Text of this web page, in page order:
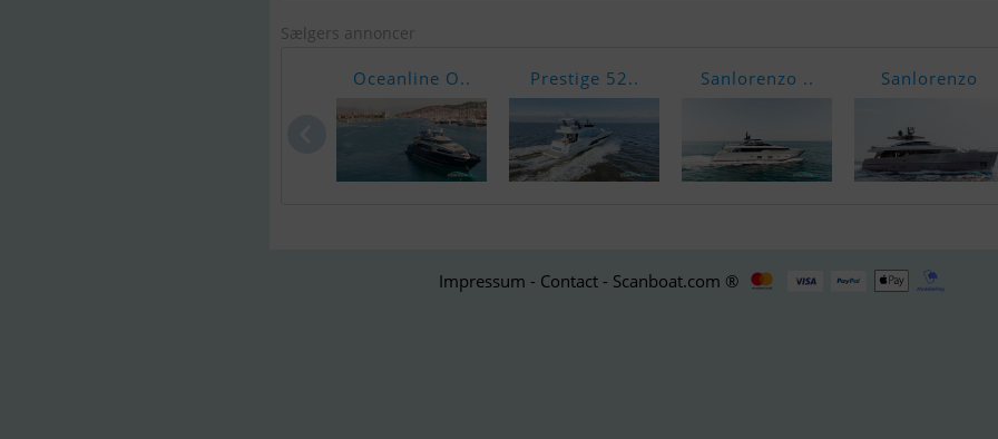
Sælgers annoncer
Oceanline O.. Prestige 52.. Sanlorenzo .. Sanlorenzo
Impressum - Contact - Scanboat.com ®